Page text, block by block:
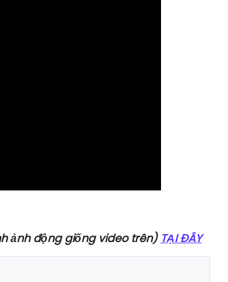
ảnh động giống video trên) TẠI ĐÂY